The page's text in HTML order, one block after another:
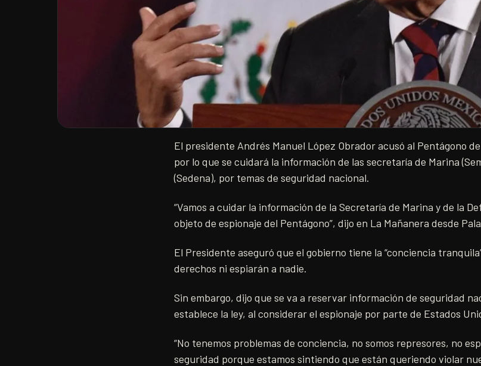
El presidente Andrés Manuel López Obrador acusó al Pentágono
por lo que se cuidará la información de las secretaría de Marina
(Sedena), por temas de seguridad nacional.
“Vamos a cuidar la información de la Secretaría de Marina y de la
objeto de espionaje del Pentágono”, dijo en La Mañanera desde
El Presidente aseguró que el gobierno tiene la “conciencia
derechos ni espiarán a nadie.
Sin embargo, dijo que se va a reservar información de seguridad
establece la ley, al considerar el espionaje por parte de Estados
“No tenemos problemas de conciencia, no somos represores, no
seguridad porque estamos sintiendo que están queriendo violar